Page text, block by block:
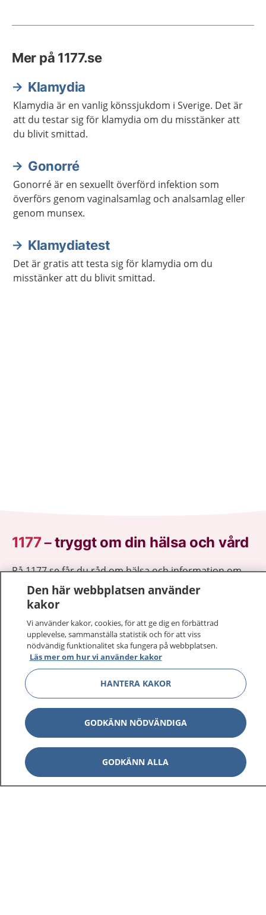
Mer på 1177.se
Klamydia
Klamydia är en vanlig könssjukdom i Sverige. Det är
att du testar sig för klamydia om du misstänker att
du blivit smittad.
Gonorré
Gonorré är en sexuellt överförd infektion som
överförs genom vaginalsamlag och analsamlag eller
genom munsex.
Klamydiatest
Det är gratis att testa sig för klamydia om du
misstänker att du blivit smittad.
1177–tryggt om din hälsa och vård
På 1177.se får du råd om hälsa och information om
sjukdomar och vilka mottagningar du kan kontakta.
Logga in för att läsa din journal och göra dina
sjukvårdsrådgivning dygnet runt.
1177 ger dig råd när du vill må bättre.
1177 på flera språk Visa
Om 1177 Visa
Kontakt
Den här webbplatsen använder
kakor
Vi använder kakor, cookies, för att ge dig en förbättrad
upplevelse, sammanställa statistik och för att viss
nödvändig funktionalitet ska fungera på webbplatsen.
Läs mer om hur vi använder kakor
HANTERA KAKOR
GODKÄNN NÖDVÄNDIGA
GODKÄNN ALLA